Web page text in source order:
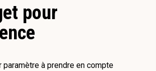
pour
paramètre à prendre en compte